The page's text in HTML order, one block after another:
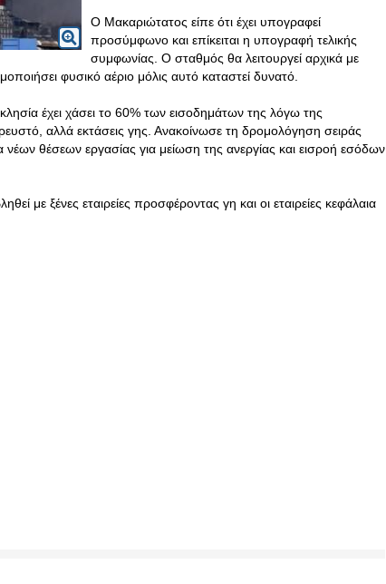
Ο Μακαριώτατος είπε ότι έχει υπογραφεί
προσύμφωνο και επίκειται η υπογραφή τελικής
συμφωνίας. Ο σταθμός θα λειτουργεί αρχικά με
φυσικό αέριο μόλις αυτό καταστεί δυνατό.
έχει χάσει το 60% των εισοδημάτων της λόγω της
ρευστό, αλλά εκτάσεις γης. Ανακοίνωσε τη δρομολόγηση σειράς
θέσεων εργασίας για μείωση της ανεργίας και εισροή εσόδων
με ξένες εταιρείες προσφέροντας γη και οι εταιρείες κεφάλαια